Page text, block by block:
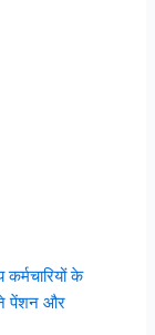
के
पेंशन और